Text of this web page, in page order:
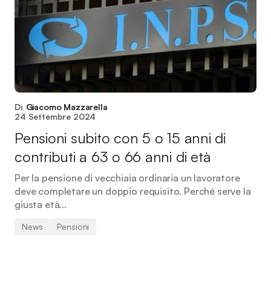
Di Giacomo Mazzarella
24 Settembre 2024
Pensioni subito con 5 o 15 anni di
contributi a 63 o 66 anni di età
Per la pensione di vecchiaia ordinaria un lavoratore
deve completare un doppio requisito. Perché serve la
giusta età…
News Pensioni